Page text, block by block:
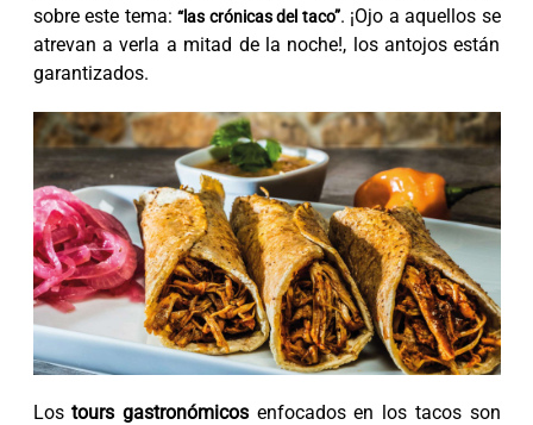
sobre este tema: “las crónicas del taco”. ¡Ojo a aquellos se
atrevan a verla a mitad de la noche!, los antojos están
garantizados.
Lostours gastronómicosenfocados en los tacos son